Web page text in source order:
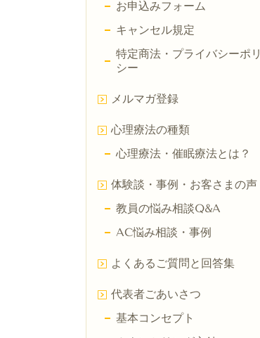
お申込みフォーム
キャンセル規定
特定商法・プライバシーポリ
シー
メルマガ登録
心理療法の種類
心理療法・催眠療法とは？
体験談・事例・お客さまの声
教員の悩み相談Q&A
AC悩み相談・事例
よくあるご質問と回答集
代表者ごあいさつ
基本コンセプト